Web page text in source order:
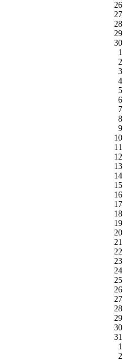
26
27
28
29
30
1
2
3
4
5
6
7
8
9
10
11
12
13
14
15
16
17
18
19
20
21
22
23
24
25
26
27
28
29
30
31
1
2